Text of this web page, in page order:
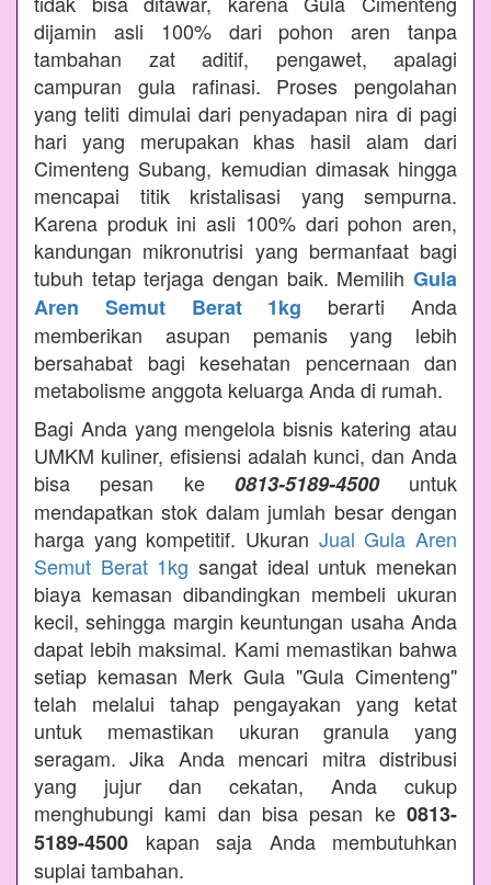
dijamin asli 100% dari pohon aren tanpa
tambahan zat aditif, pengawet, apalagi
campuran gula rafinasi. Proses pengolahan
yang teliti dimulai dari penyadapan nira di pagi
hari yang merupakan khas hasil alam dari
Cimenteng Subang, kemudian dimasak hingga
mencapai titik kristalisasi yang sempurna.
Karena produk ini asli 100% dari pohon aren,
kandungan mikronutrisi yang bermanfaat bagi
tubuh tetap terjaga dengan baik. Memilih Gula
Aren Semut Berat 1kg berarti Anda
memberikan asupan pemanis yang lebih
bersahabat bagi kesehatan pencernaan dan
metabolisme anggota keluarga Anda di rumah.
Bagi Anda yang mengelola bisnis katering atau
UMKM kuliner, efisiensi adalah kunci, dan Anda
bisa pesan ke 0813-5189-4500untuk
mendapatkan stok dalam jumlah besar dengan
harga yang kompetitif. Ukuran Jual Gula Aren
Semut Berat 1kg sangat ideal untuk menekan
biaya kemasan dibandingkan membeli ukuran
kecil, sehingga margin keuntungan usaha Anda
dapat lebih maksimal. Kami memastikan bahwa
setiap kemasan Merk Gula "Gula Cimenteng"
telah melalui tahap pengayakan yang ketat
untuk memastikan ukuran granula yang
seragam. Jika Anda mencari mitra distribusi
yang jujur dan cekatan, Anda cukup
menghubungi kami dan bisa pesan ke 0813-
5189-4500 kapan saja Anda membutuhkan
suplai tambahan.